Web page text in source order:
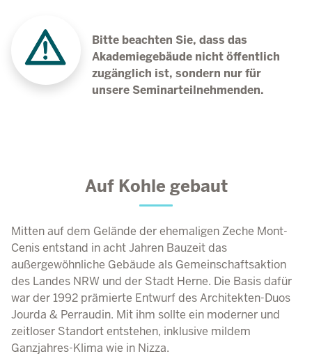
Bitte beachten Sie, dass das
Akademiegebäude nicht öffentlich
zugänglich ist, sondern nur für
unsere Seminarteilnehmenden.
Auf Kohle gebaut
Mitten auf dem Gelände der ehemaligen Zeche Mont-
Cenis entstand in acht Jahren Bauzeit das
außergewöhnliche Gebäude als Gemeinschaftsaktion
des Landes NRW und der Stadt Herne. Die Basis dafür
war der 1992 prämierte Entwurf des Architekten-Duos
Jourda & Perraudin. Mit ihm sollte ein moderner und
zeitloser Standort entstehen, inklusive mildem
Ganzjahres-Klima wie in Nizza.